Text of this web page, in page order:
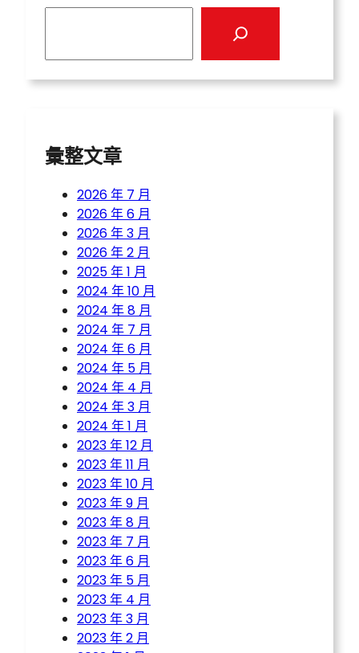
彙整文章
2026 年 7 月
2026 年 6 月
2026 年 3 月
2026 年 2 月
2025 年 1 月
2024 年 10 月
2024 年 8 月
2024 年 7 月
2024 年 6 月
2024 年 5 月
2024 年 4 月
2024 年 3 月
2024 年 1 月
2023 年 12 月
2023 年 11 月
2023 年 10 月
2023 年 9 月
2023 年 8 月
2023 年 7 月
2023 年 6 月
2023 年 5 月
2023 年 4 月
2023 年 3 月
2023 年 2 月